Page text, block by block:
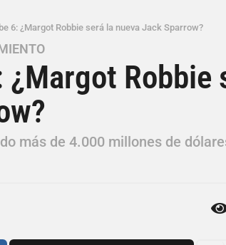
6: ¿Margot Robbie será la nueva Jack Sparrow?
Robbie
más de 4.000 millones de